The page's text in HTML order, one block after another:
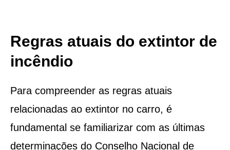
Regras atuais do extintor de
incêndio
Para compreender as regras atuais
relacionadas ao extintor no carro, é
fundamental se familiarizar com as últimas
determinações do Conselho Nacional de